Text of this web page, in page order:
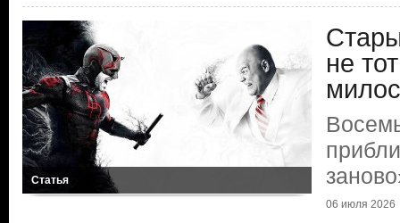
Статья
не
06 июля 2026